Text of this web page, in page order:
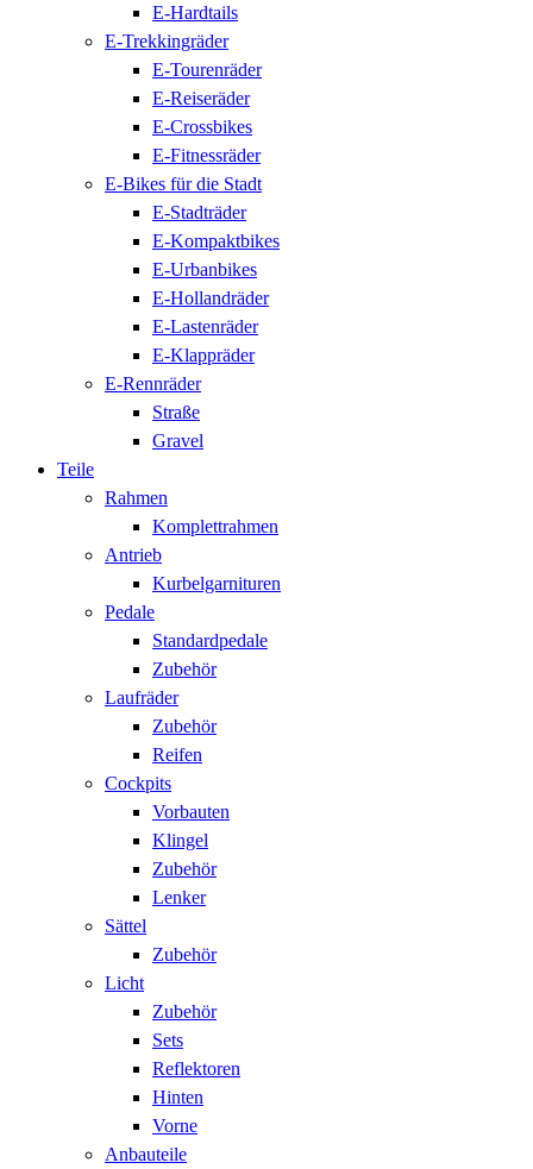
E-Hardtails
E-Trekkingräder
E-Tourenräder
E-Reiseräder
E-Crossbikes
E-Fitnessräder
E-Bikes für die Stadt
E-Stadträder
E-Kompaktbikes
E-Urbanbikes
E-Hollandräder
E-Lastenräder
E-Klappräder
E-Rennräder
Straße
Gravel
Teile
Rahmen
Komplettrahmen
Antrieb
Kurbelgarnituren
Pedale
Standardpedale
Zubehör
Laufräder
Zubehör
Reifen
Cockpits
Vorbauten
Klingel
Zubehör
Lenker
Sättel
Zubehör
Licht
Zubehör
Sets
Reflektoren
Hinten
Vorne
Anbauteile